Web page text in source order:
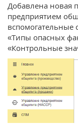
Добавлена новая
предприятием
вспомогательные
«Типы опасных
«Контрольные